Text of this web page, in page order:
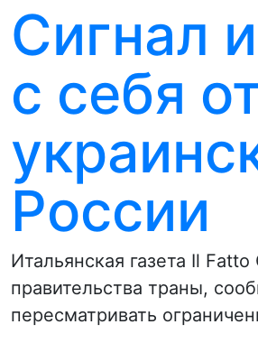
Сигнал
с себя
России
Итальянская газета Il
правительства траны,
пересматривать